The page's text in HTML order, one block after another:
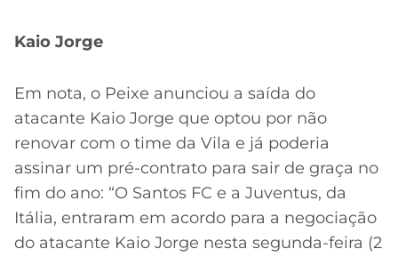
Kaio Jorge
Em nota, o Peixe anunciou a saída do
atacante Kaio Jorge que optou por não
renovar com o time da Vila e já poderia
assinar um pré-contrato para sair de graça no
fim do ano: “O Santos FC e a Juventus, da
Itália, entraram em acordo para a negociação
do atacante Kaio Jorge nesta segunda-feira (2